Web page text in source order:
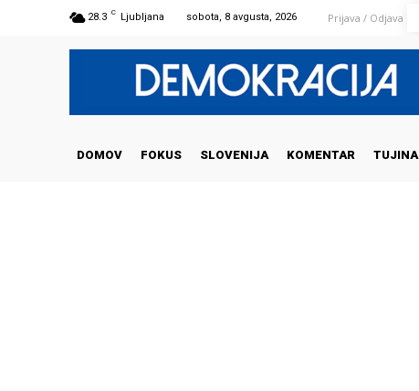
28.3 C Ljubljana sobota, 8 avgusta, 2026 Prijava / Odjava
DOMOV FOKUS SLOVENIJA KOMENTAR TUJINA